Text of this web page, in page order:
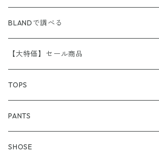
BLANDで調べる
A.P.C
APE （A BATHING APE）
adidas
Aroha Burossamu
【大特価】セール商品
TOPS
アウター
フーディー
PANTS
SHOSE